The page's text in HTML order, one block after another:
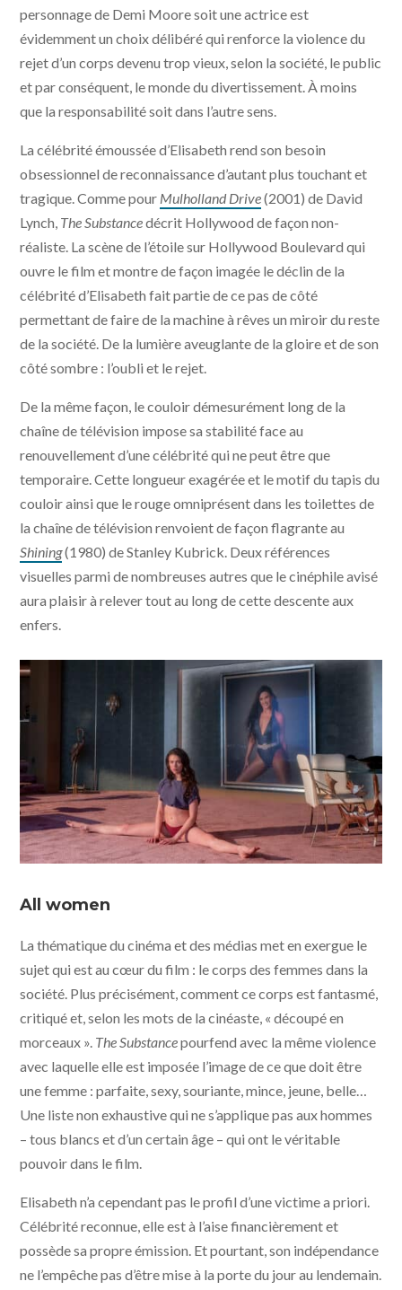
personnage de Demi Moore soit une actrice est
évidemment un choix délibéré qui renforce la violence du
rejet d’un corps devenu trop vieux, selon la société, le public
et par conséquent, le monde du divertissement. À moins
que la responsabilité soit dans l’autre sens.
La célébrité émoussée d’Elisabeth rend son besoin
obsessionnel de reconnaissance d’autant plus touchant et
tragique. Comme pour Mulholland Drive(2001) de David
Lynch, The Substancedécrit Hollywood de façon non-
réaliste. La scène de l’étoile sur Hollywood Boulevard qui
ouvre le film et montre de façon imagée le déclin de la
célébrité d’Elisabeth fait partie de ce pas de côté
permettant de faire de la machine à rêves un miroir du reste
de la société. De la lumière aveuglante de la gloire et de son
côté sombre : l’oubli et le rejet.
De la même façon, le couloir démesurément long de la
chaîne de télévision impose sa stabilité face au
renouvellement d’une célébrité qui ne peut être que
temporaire. Cette longueur exagérée et le motif du tapis du
couloir ainsi que le rouge omniprésent dans les toilettes de
la chaîne de télévision renvoient de façon flagrante au
Shining(1980) de Stanley Kubrick. Deux références
visuelles parmi de nombreuses autres que le cinéphile avisé
aura plaisir à relever tout au long de cette descente aux
enfers.
BLACKSMITH - METROPOLITAN FILMEXPORT - MUBI
All women
La thématique du cinéma et des médias met en exergue le
sujet qui est au cœur du film : le corps des femmes dans la
société. Plus précisément, comment ce corps est fantasmé,
critiqué et, selon les mots de la cinéaste, « découpé en
morceaux ». The Substancepourfend avec la même violence
avec laquelle elle est imposée l’image de ce que doit être
une femme : parfaite, sexy, souriante, mince, jeune, belle…
Une liste non exhaustive qui ne s’applique pas aux hommes
– tous blancs et d’un certain âge – qui ont le véritable
pouvoir dans le film.
Elisabeth n’a cependant pas le profil d’une victime a priori.
Célébrité reconnue, elle est à l’aise financièrement et
possède sa propre émission. Et pourtant, son indépendance
ne l’empêche pas d’être mise à la porte du jour au lendemain.